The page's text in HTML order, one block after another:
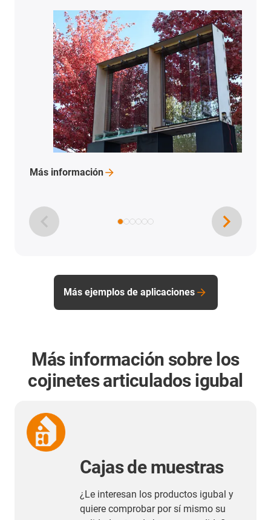
Más información
Más ejemplos de aplicaciones
Más información sobre los
cojinetes articulados igubal
Cajas de muestras
¿Le interesan los productos igubal y
quiere comprobar por sí mismo su